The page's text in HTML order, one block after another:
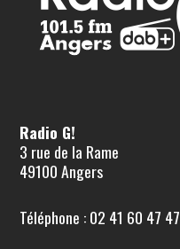
Radio G!
3 rue de la Rame
49100 Angers
Téléphone : 02 41 60 47 47